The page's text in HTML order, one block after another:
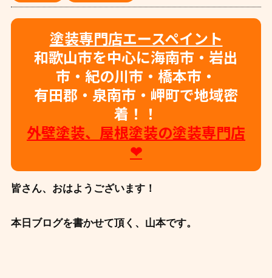
塗装専門店エースペイント
和歌山市を中心に海南市・岩出
市・紀の川市・橋本市・
有田郡・泉南市・岬町で地域密
着！！
外壁塗装、屋根塗装の塗装専門店
❤
皆さん、おはようございます！
本日ブログを書かせて頂く、山本です。